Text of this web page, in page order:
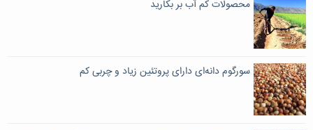
محصولات کم آب بر بکارید
سورگوم دانه‌ای دارای پروتئین زیاد و چربی کم